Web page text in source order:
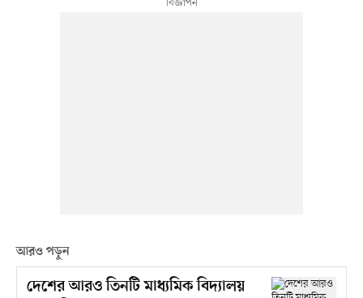
আরও পড়ুন
দেশের আরও তিনটি মাধ্যমিক বিদ্যালয়